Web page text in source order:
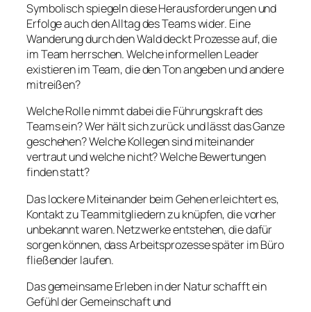
Symbolisch spiegeln diese Herausforderungen und
Erfolge auch den Alltag des Teams wider. Eine
Wanderung durch den Wald deckt Prozesse auf, die
im Team herrschen. Welche informellen Leader
existieren im Team, die den Ton angeben und andere
mitreißen?
Welche Rolle nimmt dabei die Führungskraft des
Teams ein? Wer hält sich zurück und lässt das Ganze
geschehen? Welche Kollegen sind miteinander
vertraut und welche nicht? Welche Bewertungen
finden statt?
Das lockere Miteinander beim Gehen erleichtert es,
Kontakt zu Teammitgliedern zu knüpfen, die vorher
unbekannt waren. Netzwerke entstehen, die dafür
sorgen können, dass Arbeitsprozesse später im Büro
fließender laufen.
Das gemeinsame Erleben in der Natur schafft ein
Gefühl der Gemeinschaft und